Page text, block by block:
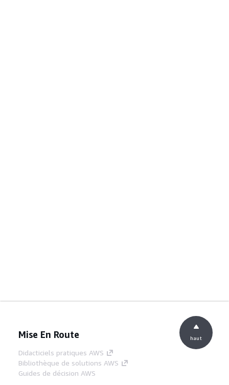
Mise En Route
Didacticiels pratiques AWS
Bibliothèque de solutions AWS
Guides de décision AWS
haut